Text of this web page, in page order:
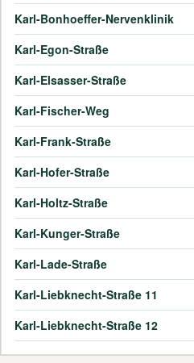
Karl-Bonhoeffer-Nervenklinik
Karl-Egon-Straße
Karl-Elsasser-Straße
Karl-Fischer-Weg
Karl-Frank-Straße
Karl-Hofer-Straße
Karl-Holtz-Straße
Karl-Kunger-Straße
Karl-Lade-Straße
Karl-Liebknecht-Straße 11
Karl-Liebknecht-Straße 12